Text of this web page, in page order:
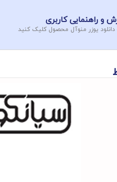
و راهنمایی کاربری
یوزر منوآل محصول کلیک کنید